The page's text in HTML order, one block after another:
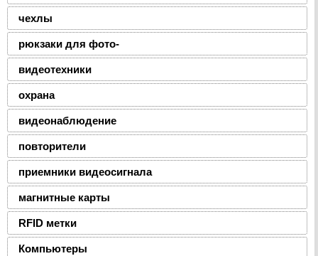
чехлы
рюкзаки для фото-
видеотехники
охрана
видеонаблюдение
повторители
приемники видеосигнала
магнитные карты
RFID метки
Компьютеры